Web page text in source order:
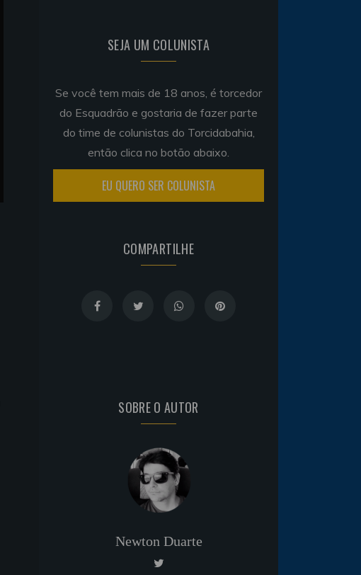
SEJA UM COLUNISTA
Se você tem mais de 18 anos, é torcedor
do Esquadrão e gostaria de fazer parte
do time de colunistas do Torcidabahia,
então clica no botão abaixo.
EU QUERO SER COLUNISTA
COMPARTILHE
SOBRE O AUTOR
Newton Duarte